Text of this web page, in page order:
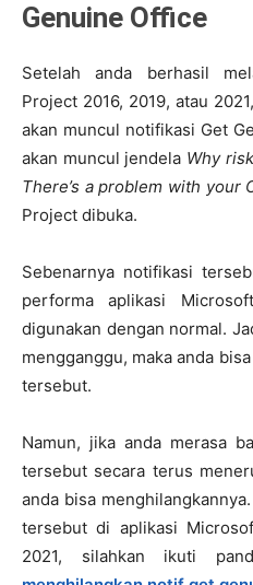
Genuine Office
Setelah anda berhasil
Project 2016, 2019, atau
akan muncul notifikasi Get
akan muncul jendela Why
There’s a problem with your
Project dibuka.
Sebenarnya notifikasi
performa aplikasi
digunakan dengan normal.
mengganggu, maka anda
tersebut.
Namun, jika anda merasa
tersebut secara terus
anda bisa
tersebut di aplikasi
2021, silahkan ikuti